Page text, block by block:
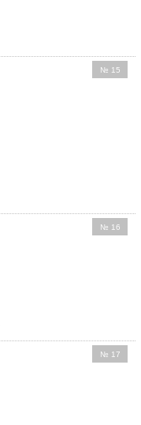
№ 15
№ 16
№ 17